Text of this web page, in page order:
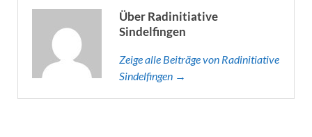
Über Radinitiative
Sindelfingen
Zeige alle Beiträge von Radinitiative
Sindelfingen →